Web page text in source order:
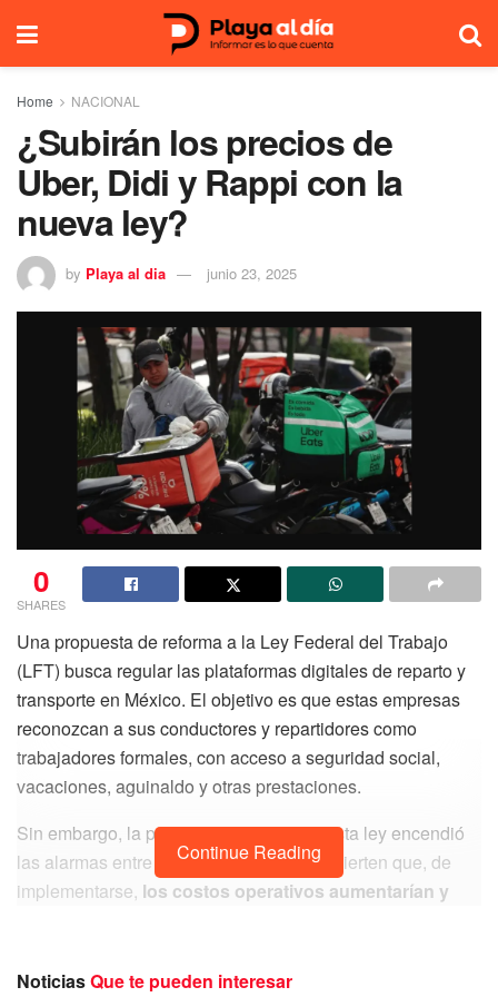
Home NACIONAL
¿Subirán los precios de
Uber, Didi y Rappi con la
nueva ley?
by Playa al dia junio 23, 2025
0
SHARES
Una propuesta de reforma a la Ley Federal del Trabajo
(LFT) busca regular las plataformas digitales de reparto y
transporte en México. El objetivo es que estas empresas
reconozcan a sus conductores y repartidores como
trabajadores formales, con acceso a seguridad social,
vacaciones, aguinaldo y otras prestaciones.
Sin embargo, la posible aprobación de esta ley encendió
las alarmas entre las compañías, que advierten que, de
implementarse, los costos operativos aumentarían y
Continue Reading
NoticiasQue te pueden interesar